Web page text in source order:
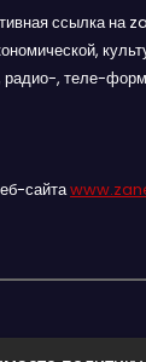
ссылка на
, теле-
сайта